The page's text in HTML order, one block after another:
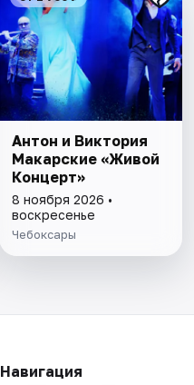
Антон и Виктория
Макарские «Живой
Концерт»
8 ноября 2026 •
воскресенье
Чебоксары
Навигация